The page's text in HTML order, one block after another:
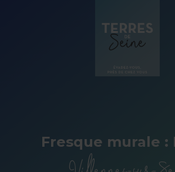
Fresque murale :